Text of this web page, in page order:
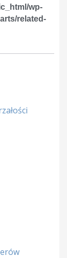
wp-
related-